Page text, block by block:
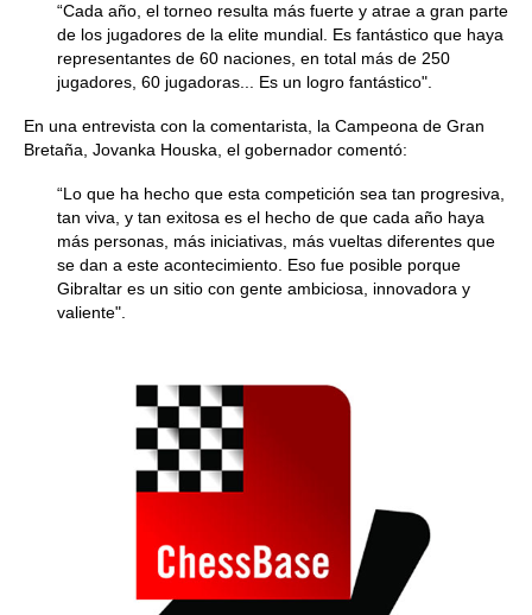
“Cada año, el torneo resulta más fuerte y atrae a gran parte
de los jugadores de la elite mundial. Es fantástico que haya
representantes de 60 naciones, en total más de 250
jugadores, 60 jugadoras... Es un logro fantástico".
En una entrevista con la comentarista, la Campeona de Gran
Bretaña, Jovanka Houska, el gobernador comentó:
“Lo que ha hecho que esta competición sea tan progresiva,
tan viva, y tan exitosa es el hecho de que cada año haya
más personas, más iniciativas, más vueltas diferentes que
se dan a este acontecimiento. Eso fue posible porque
Gibraltar es un sitio con gente ambiciosa, innovadora y
valiente".